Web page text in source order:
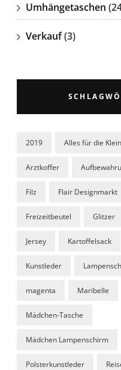
Umhängetaschen
Verkauf(3)
2019 Alles für die
Arztkoffer
Filz Flair Designmarkt
Freizeitbeutel Glitzer
Jersey Kartoffelsack
Kunstleder
magenta Maribelle
Mädchen-Tasche
Mädchen Lampenschirm
Polsterkunstleder